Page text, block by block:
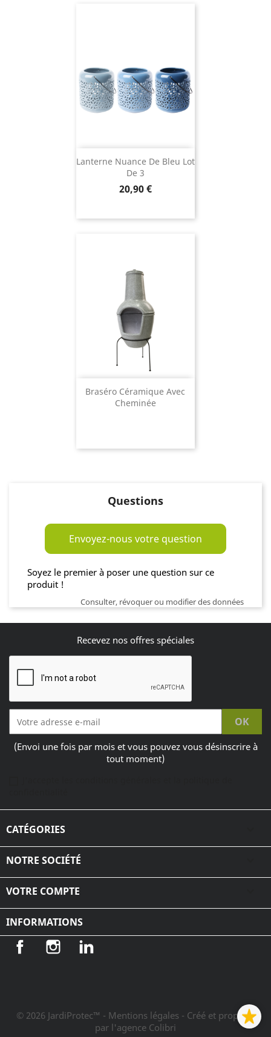
Lanterne Nuance De Bleu Lot
De 3
Prix
20,90 €
Braséro Céramique Avec
Cheminée
Questions
Envoyez-nous votre question
Soyez le premier à poser une question sur ce
produit !
Consulter, révoquer ou modifier des données
Recevez nos offres spéciales
(Envoi une fois par mois et vous pouvez vous désinscrire à
tout moment)
CATÉGORIES
NOTRE SOCIÉTÉ
VOTRE COMPTE
INFORMATIONS
Facebook Instagram
© 2026 JardiProtec™ - Mentions légales - Créé et propulsé
par l'agence Colibri